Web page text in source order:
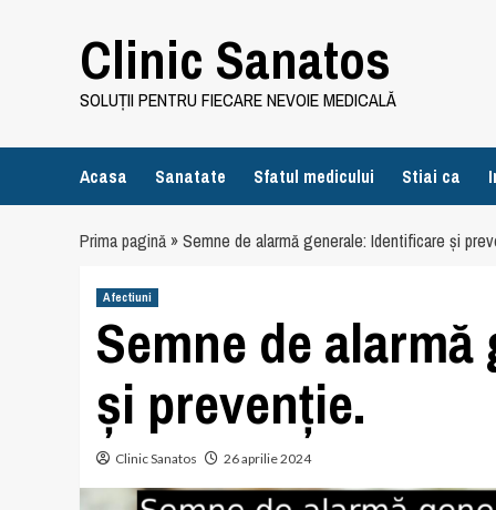
Clinic Sanatos
SOLUȚII PENTRU FIECARE NEVOIE MEDICALĂ
Acasa Sanatate Sfatul medicului Stiai ca
Prima pagină»Semne de alarmă generale: Identificare și
Afectiuni
Semne de
și prevenție.
Clinic Sanatos 26 aprilie 2024